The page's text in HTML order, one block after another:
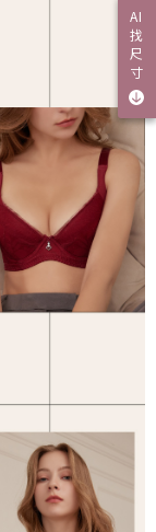
AI
找
尺
寸